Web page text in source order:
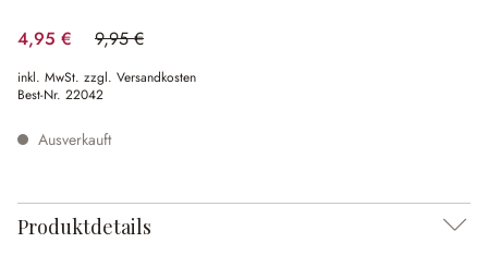
4,95 € 9,95 €
(50.25% gespart)
inkl. MwSt. zzgl. Versandkosten
Best-Nr. 22042
Ausverkauft
Produktdetails